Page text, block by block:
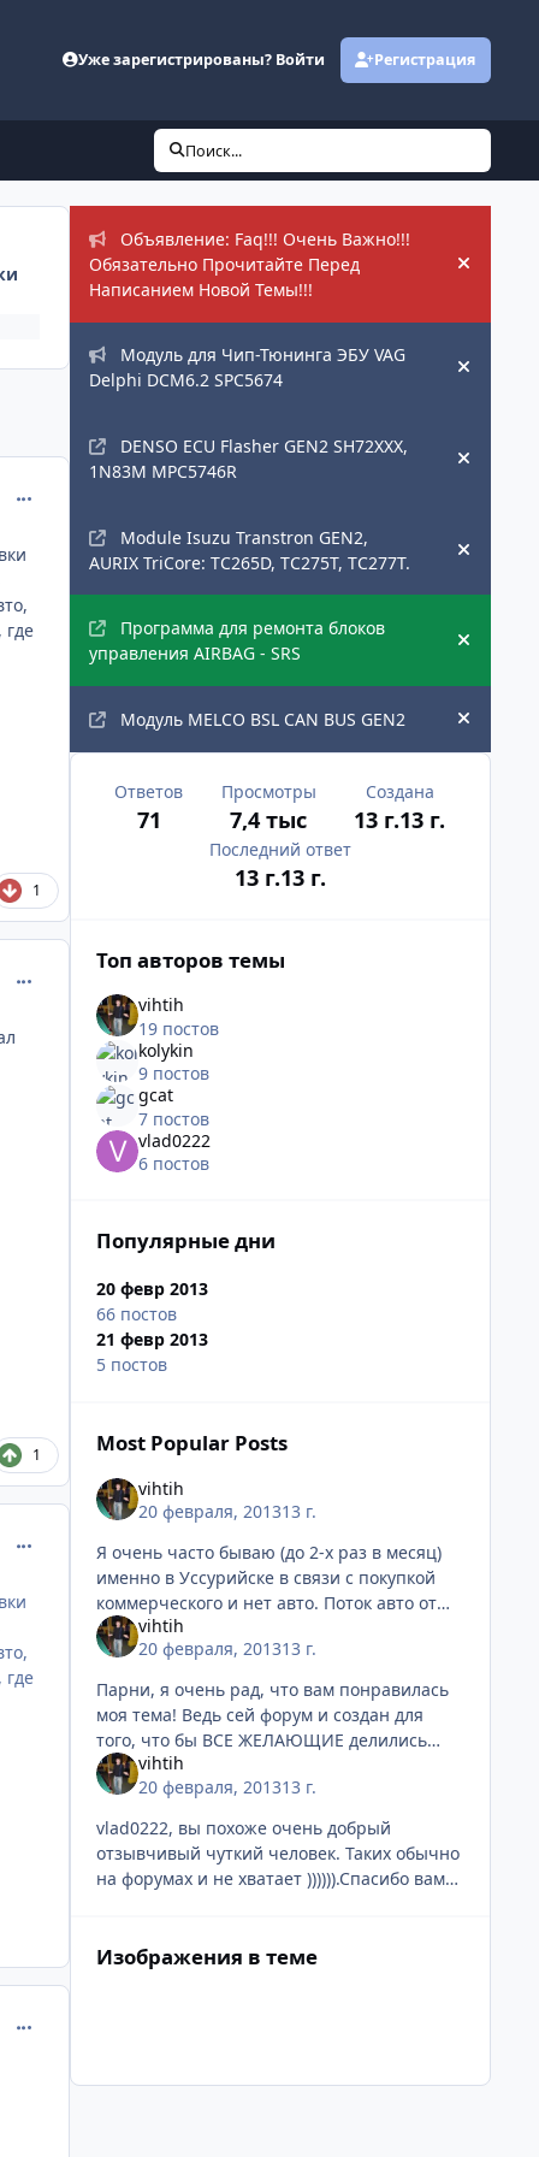
Уже зарегистрированы? Войти Регистрация
Поиск...
comment_396228
где
1
comment_396237
1
comment_396254
где
comment_396255
Объявления
Объявление: Faq!!! Очень Важно!!!
Обязательно Прочитайте Перед
Написанием Новой Темы!!!
Hide
Модуль для Чип-Тюнинга ЭБУ VAG
Delphi DCM6.2 SPC5674
Hide
DENSO ECU Flasher GEN2 SH72XXX,
1N83M MPC5746R
Hide
Module Isuzu Transtron GEN2,
AURIX TriCore: TC265D, TC275T, TC277T.
Hide
Программа для ремонта блоков
управления AIRBAG - SRS
Hide
Модуль MELCO BSL CAN BUS GEN2 Hide
Ответов
71
Просмотры
7,4 тыс
Создана
13 г.13 г.
Последний ответ
13 г.13 г.
Топ авторов темы
vihtih
19 постов
kolykin
9 постов
gcat
7 постов
vlad0222
6 постов
Популярные дни
20 февр 2013
66 постов
21 февр 2013
5 постов
Most Popular Posts
vihtih
20 февраля, 201313 г.
Я очень часто бываю (до 2-х раз в месяц)
именно в Уссурийске в связи с покупкой
коммерческого и нет авто. Поток авто от
туда идет на всю Россию. Я никому и не
собирался парить мозг. Если я подъезжаю
vihtih
20 февраля, 201313 г.
Парни, я очень рад, что вам понравилась
моя тема! Ведь сей форум и создан для
того, что бы ВСЕ ЖЕЛАЮЩИЕ делились
своим опытом и получали его. Благодаря
чему экономили или зарабатывали. +
немного ко
vihtih
20 февраля, 201313 г.
vlad0222, вы похоже очень добрый
отзывчивый чуткий человек. Таких обычно
на форумах и не хватает )))))).Спасибо вам
Изображения в теме